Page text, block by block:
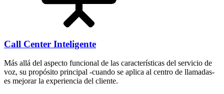
Call Center Inteligente
Más allá del aspecto funcional de las características del servicio de
voz, su propósito principal -cuando se aplica al centro de llamadas-
es mejorar la experiencia del cliente.